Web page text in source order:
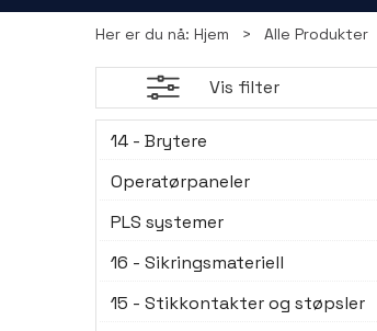
Her er du nå: Hjem > Alle Produkter
Vis filter
14 - Brytere
Operatørpaneler
PLS systemer
16 - Sikringsmateriell
15 - Stikkontakter og støpsler